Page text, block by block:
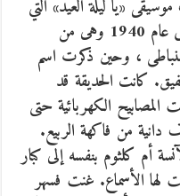
«يا ليلة العيد» التي
أنشدتها في فيلم «دنانير» والذي عرض عام 1940 وهى من
، وحين ذكرت اسم
كانت الحديقة قد
الكهربائية حتى
من فاكهة الربيع.
أم كلثوم بنفسه إلى كبار
لها الأسماع. غنت فسهر